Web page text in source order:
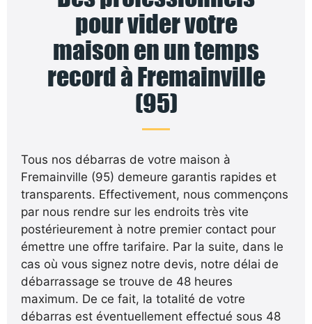
pour vider votre
maison en un temps
record à Fremainville
(95)
Tous nos débarras de votre maison à
Fremainville (95) demeure garantis rapides et
transparents. Effectivement, nous commençons
par nous rendre sur les endroits très vite
postérieurement à notre premier contact pour
émettre une offre tarifaire. Par la suite, dans le
cas où vous signez notre devis, notre délai de
débarrassage se trouve de 48 heures
maximum. De ce fait, la totalité de votre
débarras est éventuellement effectué sous 48